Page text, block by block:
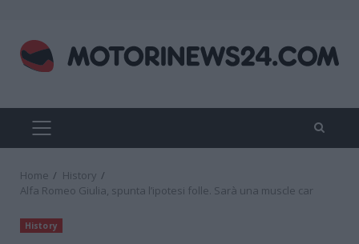
content
PRIMARY
MENU
Home
History
Alfa Romeo Giulia, spunta l’ipotesi folle. Sarà una muscle car
History